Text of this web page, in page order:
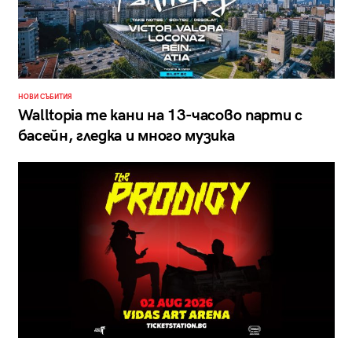
НОВИ СЪБИТИЯ
Walltopia те кани на 13-часово парти с
басейн, гледка и много музика